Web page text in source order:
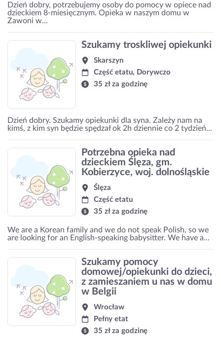
Dzień dobry, potrzebujemy osoby do pomocy w opiece nad
dzieckiem 8-miesięcznym. Opieka w naszym domu w
Zawoni w...
Szukamy troskliwej opiekunki
Skarszyn
Część etatu, Dorywczo
35 zł za godzinę
Dzień dobry. Szukamy opiekunki dla syna. Zależy nam na
kimś, z kim syn będzie spędzał ok 2h dziennie co 2 tydzień...
Potrzebna opieka nad
dzieckiem Ślęza, gm.
Kobierzyce, woj. dolnośląskie
Ślęza
Część etatu
35 zł za godzinę
We are a Korean family and we do not speak Polish, so we
are looking for an English-speaking babysitter. We have a...
Szukamy pomocy
domowej/opiekunki do dzieci,
z zamieszaniem u nas w domu
w Belgii
Wrocław
Pełny etat
35 zł za godzinę